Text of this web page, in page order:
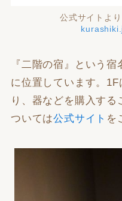
公式サイトよ
『二階の宿』という
に位置しています。
り、器などを購入する
ついては公式サイト を